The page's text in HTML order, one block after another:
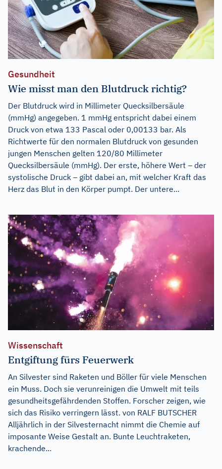
Gesundheit
Wie misst man den Blutdruck richtig?
Der Blutdruck wird in Millimeter Quecksilbersäule
(mmHg) angegeben. 1 mmHg entspricht dabei einem
Druck von etwa 133 Pascal oder 0,00133 bar. Als
Richtwerte für den normalen Blutdruck von gesunden
jungen Menschen gelten 120/80 Millimeter
Quecksilbersäule (mmHg). Der erste, höhere Wert – der
systolische Druck – gibt dabei an, mit welcher Kraft das
Herz das Blut in den Körper pumpt. Der untere...
Wissenschaft
Entgiftung fürs Feuerwerk
An Silvester sind Raketen und Böller für viele Menschen
ein Muss. Doch sie verunreinigen die Umwelt mit teils
gesundheitsgefährdenden Stoffen. Forscher zeigen, wie
sich das Risiko verringern lässt. von RALF BUTSCHER
Alljährlich in der Silvesternacht nimmt die Chemie auf
imposante Weise Gestalt an. Bunte Leuchtraketen,
krachende...